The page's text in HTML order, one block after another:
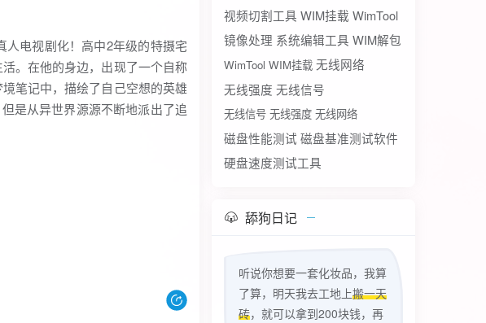
电视剧化！高中2年级的特摄宅
。在他的身边，出现了一个自称
笔记中，描绘了自己空想的英雄
是从异世界源源不断地派出了追
视频切割工具 WIM挂载 WimTool
镜像处理 系统编辑工具 WIM解包
WimTool WIM挂载 无线网络
无线强度 无线信号
无线信号 无线强度 无线网络
磁盘性能测试 磁盘基准测试软件
硬盘速度测试工具
舔狗日记
听说你想要一套化妆品，我算
了算，明天我去工地上搬一天
砖，就可以拿到200块钱，再